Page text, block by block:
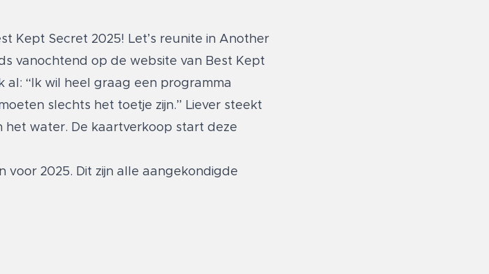
Kept Secret 2025! Let’s reunite in Another
vanochtend op de website van Best Kept
al: “Ik wil heel graag een programma
slechts het toetje zijn.” Liever steekt
het water. De kaartverkoop start deze
2025. Dit zijn alle aangekondigde